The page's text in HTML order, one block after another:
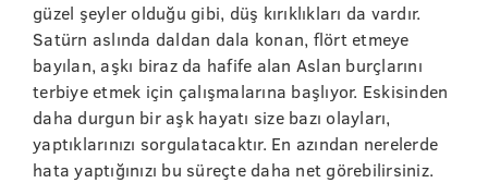
güzel şeyler olduğu gibi, düş kırıklıkları da vardır.
Satürn aslında daldan dala konan, flört etmeye
bayılan, aşkı biraz da hafife alan Aslan burçlarını
terbiye etmek için çalışmalarına başlıyor. Eskisinden
daha durgun bir aşk hayatı size bazı olayları,
yaptıklarınızı sorgulatacaktır. En azından nerelerde
hata yaptığınızı bu süreçte daha net görebilirsiniz.